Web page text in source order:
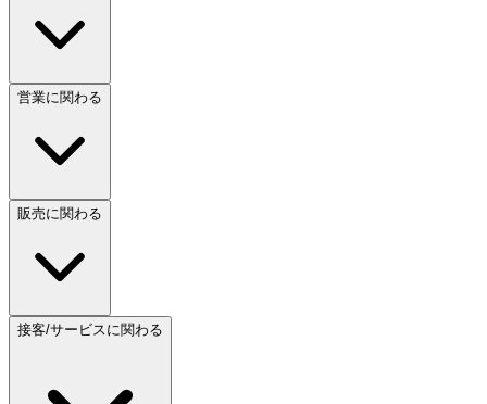
営業に関わる
販売に関わる
接客/サービスに関わる